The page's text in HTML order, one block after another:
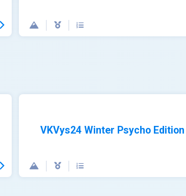
VKVys24 Winter Psycho Edition